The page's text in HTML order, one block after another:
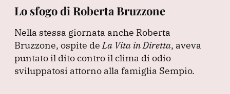
Lo sfogo di Roberta Bruzzone
Nella stessa giornata anche Roberta
Bruzzone, ospite de La Vita in Diretta, aveva
puntato il dito contro il clima di odio
sviluppatosi attorno alla famiglia Sempio.